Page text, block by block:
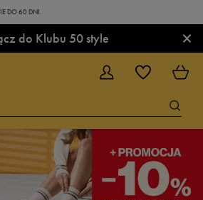
DO 60 DNI.
do Klubu 50 style ×